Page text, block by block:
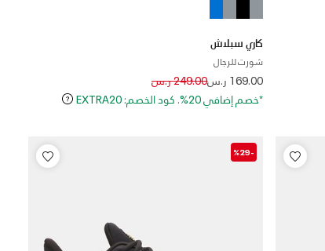
كاري سبلاش
شورت للرجال
169.00 ر.سPrice reduced from
249.00 ر.سto
*خصم إضافي 20%. كود الخصم: EXTRA20
-%29